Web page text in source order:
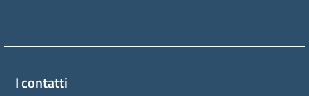
I contatti